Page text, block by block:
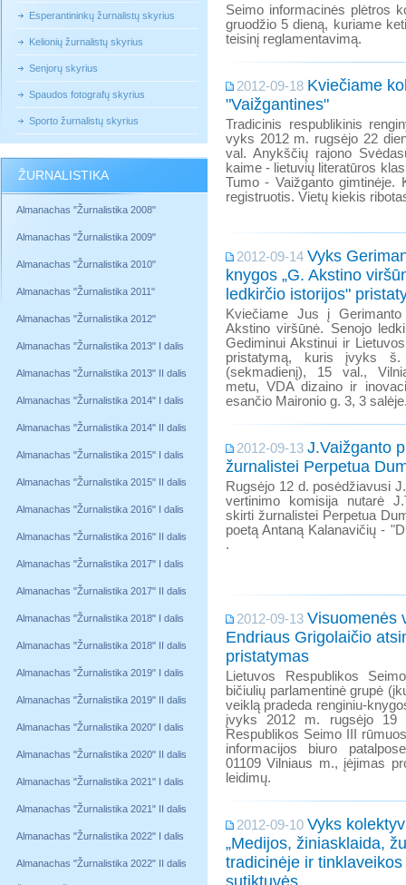
Esperantininkų žurnalistų skyrius
Kelionių žurnalistų skyrius
Senjorų skyrius
Spaudos fotografų skyrius
Sporto žurnalistų skyrius
ŽURNALISTIKA
Almanachas "Žurnalistika 2008"
Almanachas "Žurnalistika 2009"
Almanachas "Žurnalistika 2010"
Almanachas "Žurnalistika 2011"
Almanachas "Žurnalistika 2012"
Almanachas "Žurnalistika 2013" I dalis
Almanachas "Žurnalistika 2013" II dalis
Almanachas "Žurnalistika 2014" I dalis
Almanachas "Žurnalistika 2014" II dalis
Almanachas "Žurnalistika 2015" I dalis
Almanachas "Žurnalistika 2015" II dalis
Almanachas "Žurnalistika 2016" I dalis
Almanachas "Žurnalistika 2016" II dalis
Almanachas "Žurnalistika 2017" I dalis
Almanachas "Žurnalistika 2017" II dalis
Almanachas "Žurnalistika 2018" I dalis
Almanachas "Žurnalistika 2018" II dalis
Almanachas "Žurnalistika 2019" I dalis
Almanachas "Žurnalistika 2019" II dalis
Almanachas "Žurnalistika 2020" I dalis
Almanachas "Žurnalistika 2020" II dalis
Almanachas "Žurnalistika 2021" I dalis
Almanachas "Žurnalistika 2021" II dalis
Almanachas "Žurnalistika 2022" I dalis
Almanachas "Žurnalistika 2022" II dalis
Seimo informacinės plėtros
gruodžio 5 dieną, kuriame
teisinį reglamentavimą.
2012-09-18 Kviečiame
"Vaižgantines"
Tradicinis respublikinis
vyks 2012 m. rugsėjo 22
val. Anykščių rajono
kaime - lietuvių literatūros
Tumo - Vaižganto gimtinėje.
registruotis. Vietų kiekis
2012-09-14 Vyks
knygos „G. Akstino
ledkirčio istorijos"
Kviečiame Jus į
Akstino viršūnė. Senojo
Gediminui Akstinui ir
pristatymą, kuris įvyks
(sekmadienį), 15 val.,
metu, VDA dizaino ir
esančio Maironio g. 3, 3
2012-09-13 J.Vaižganto
žurnalistei Perpetua
Rugsėjo 12 d. posėdžiavusi
vertinimo komisija nutarė
skirti žurnalistei Perpetua
poetą Antaną Kalanavičių -
.
2012-09-13 Visuomenės
Endriaus Grigolaičio
pristatymas
Lietuvos Respublikos
bičiulių parlamentinė grupė
veiklą pradeda renginiu-
įvyks 2012 m. rugsėjo 19
Respublikos Seimo III
informacijos biuro
01109 Vilniaus m., įėjimas
leidimų.
2012-09-10 Vyks
„Medijos, žiniasklaida,
tradicinėje ir
sutiktuvės